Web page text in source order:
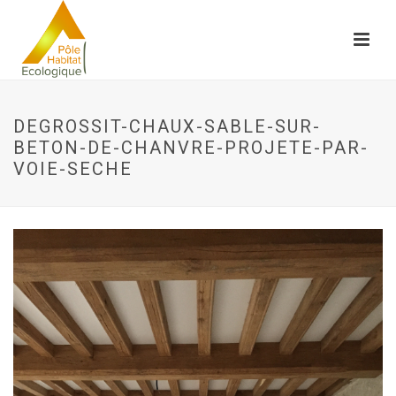
DEGROSSIT-CHAUX-SABLE-SUR-
BETON-DE-CHANVRE-PROJETE-PAR-
VOIE-SECHE